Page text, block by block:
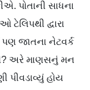
પોતાની સાધના
ટેલિપથી દ્વારા
પણ જાતના નેટવર્ક
અરે માણસનું મન
પીવડાવ્યું હોય